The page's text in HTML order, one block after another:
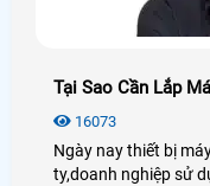
Tại Sao Cần Lắp
16073
Ngày nay thiết bị
ty,doanh nghiệp sử